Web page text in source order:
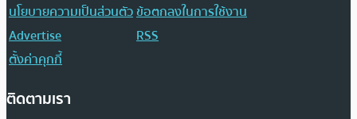
นโยบายความเป็นส่วนตัวข้อตกลงในการใช้งาน
Advertise
RSS
ตั้งค่าคุกกี้
ติดตามเรา